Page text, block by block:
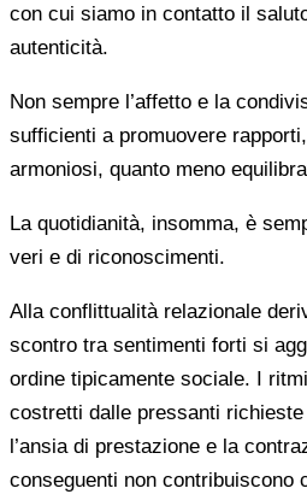
con cui siamo in contatto il
autenticità.
Non sempre l’affetto e la
sufficienti a promuovere
armoniosi, quanto meno
La quotidianità, insomma, è
veri e di riconoscimenti.
Alla conflittualità relazionale
scontro tra sentimenti forti si
ordine tipicamente sociale. I
costretti dalle pressanti
l’ansia di prestazione e la
conseguenti non contribuiscono